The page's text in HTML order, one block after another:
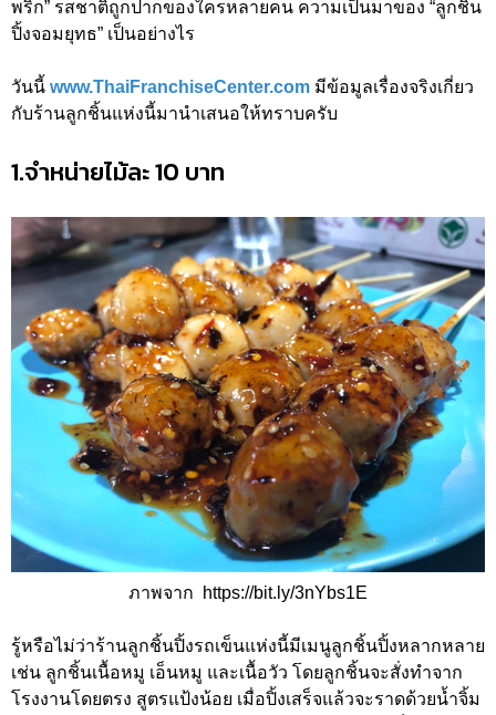
พริก” รสชาติถูกปากของใครหลายคน ความเป็นมาของ “ลูกชิ้น
ปิ้งจอมยุทธ” เป็นอย่างไร
วันนี้ www.ThaiFranchiseCenter.com มีข้อมูลเรื่องจริงเกี่ยว
กับร้านลูกชิ้นแห่งนี้มานำเสนอให้ทราบครับ
1.จำหน่ายไม้ละ 10 บาท
ภาพจาก https://bit.ly/3nYbs1E
รู้หรือไม่ว่าร้านลูกชิ้นปิ้งรถเข็นแห่งนี้มีเมนูลูกชิ้นปิ้งหลากหลาย
เช่น ลูกชิ้นเนื้อหมู เอ็นหมู และเนื้อวัว โดยลูกชิ้นจะสั่งทำจาก
โรงงานโดยตรง สูตรแป้งน้อย เมื่อปิ้งเสร็จแล้วจะราดด้วยน้ำจิ้ม